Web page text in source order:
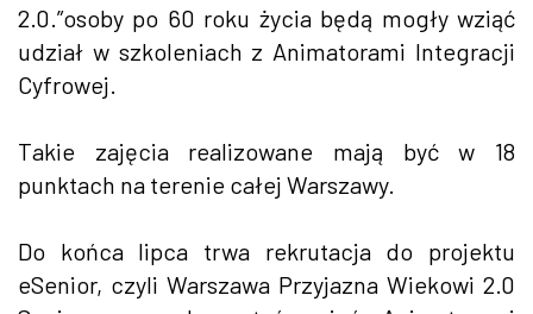
2.0.”osoby po 60 roku życia będą mogły wziąć
udział w szkoleniach z Animatorami Integracji
Cyfrowej.
Takie zajęcia realizowane mają być w 18
punktach na terenie całej Warszawy.
Do końca lipca trwa rekrutacja do projektu
eSenior, czyli Warszawa Przyjazna Wiekowi 2.0